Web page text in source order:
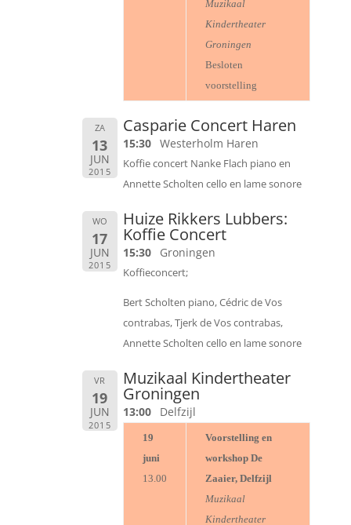
Muzikaal
Kindertheater
Groningen
Besloten
voorstelling
ZA
13
JUN
2015
Casparie Concert Haren
15:30 Westerholm Haren
Koffie concert Nanke Flach piano en
Annette Scholten cello en lame sonore
WO
17
JUN
2015
Huize Rikkers Lubbers:
Koffie Concert
15:30 Groningen
Koffieconcert;
Bert Scholten piano, Cédric de Vos
contrabas, Tjerk de Vos contrabas,
Annette Scholten cello en lame sonore
VR
19
JUN
2015
Muzikaal Kindertheater
Groningen
13:00 Delfzijl
19
juni
13.00
Voorstelling en
workshop De
Zaaier, Delfzijl
Muzikaal
Kindertheater